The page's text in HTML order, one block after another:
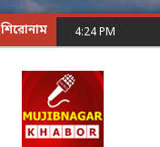
শিরোনাম 4:24 PM